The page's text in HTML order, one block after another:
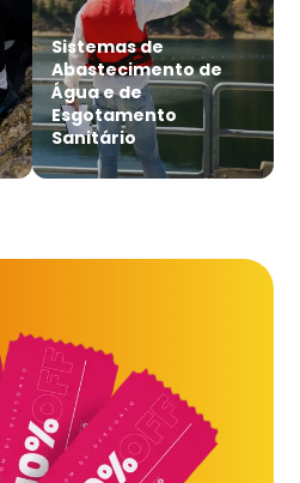
Sistemas de
Abastecimento de
Água e de
Esgotamento
Sanitário